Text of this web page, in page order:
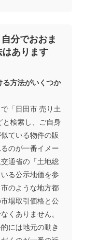
分でおおま
あります
る方法がいくつか
「日田市 売り土
と検索し、ご自身
ている物件の販
のが一番イメー
通省の「土地総
る公示地価を参
のような地方都
場取引価格と公
くありません。
には地元の動き